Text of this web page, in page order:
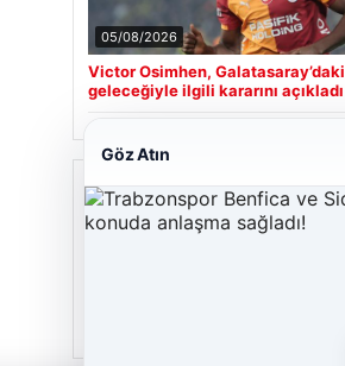
05/08/2026
Victor Osimhen, Galatasaray’daki
geleceğiyle ilgili kararını açıkladı
Son Eklenen Firmalar
Göz Atın